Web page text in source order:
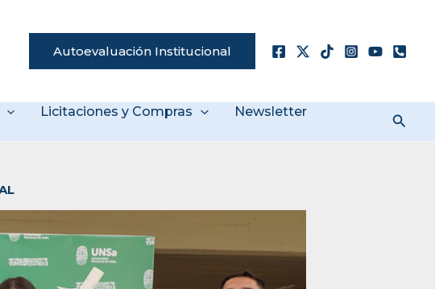
Autoevaluación Institucional
Licitaciones y Compras
Newsletter